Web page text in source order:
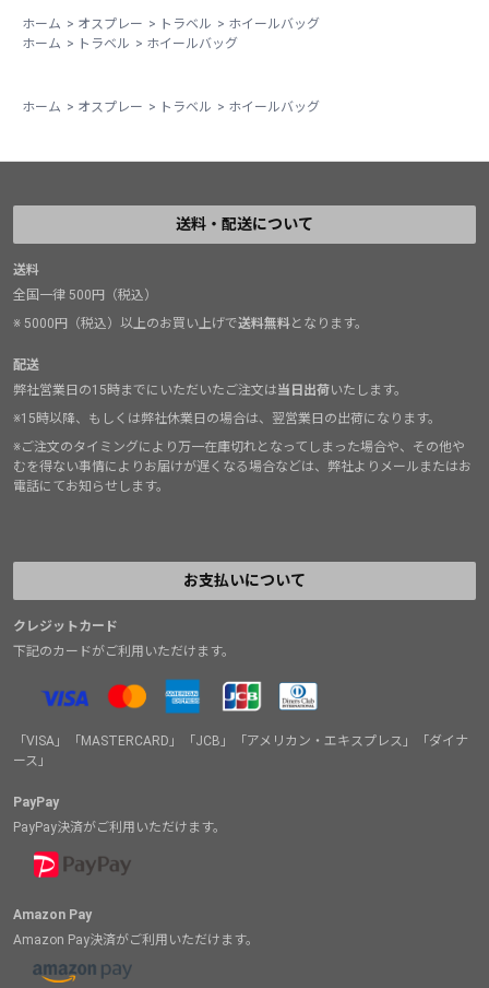
ホーム > オスプレー > トラベル > ホイールバッグ
ホーム > トラベル > ホイールバッグ
ホーム > オスプレー > トラベル > ホイールバッグ
送料・配送について
送料
全国一律 500円（税込）
※ 5000円（税込）以上のお買い上げで送料無料となります。
配送
弊社営業日の15時までにいただいたご注文は当日出荷いたします。
※15時以降、もしくは弊社休業日の場合は、翌営業日の出荷になります。
※ご注文のタイミングにより万一在庫切れとなってしまった場合や、その他や
むを得ない事情によりお届けが遅くなる場合などは、弊社よりメールまたはお
電話にてお知らせします。
お支払いについて
クレジットカード
下記のカードがご利用いただけます。
「VISA」「MASTERCARD」「JCB」「アメリカン・エキスプレス」「ダイナ
ース」
PayPay
PayPay決済がご利用いただけます。
Amazon Pay
Amazon Pay決済がご利用いただけます。